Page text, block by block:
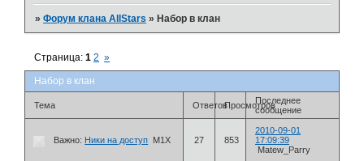
»Форум клана AllStars » Набор в клан
Набор в клан
Страница:1 2 »
Тема ОтветовПросмотровПоследнее
сообщение
Важно: Ники на доступ M1X 27 853
2010-09-01
17:09:39
Matew_Parry